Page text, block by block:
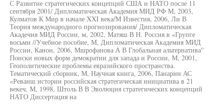
С Развитие стратегических концепций США и НАТО после 11
сентября 2001/ Дипломатическая Академия МИД РФ М, 2003,
Кулматов К Мир в начале XXI века/М Известия, 2006, Ли В
Теория международного прогнозирования/ Дипломатическая
Акадечия МИД России, м, 2002, Матяш В Н. Россия в «Групге
восьми //Учебное пособие, М, Дипломатическая Академия МИД
России, Канон, 2006, Мшрофанова А В Глобальная альтернатива''
Поиски новых форм демократии для запада и России, М, 2001,
Геополитические проблемы евразийского пространства.
Тематический сборник, М, Научная книга, 2006, Панарин АС
«Реванш истории российская стратегическая инициатива в 21
векеч, М, 1998, Штоль В В Эволюция стратегических концепций
НАТО Диссертация на